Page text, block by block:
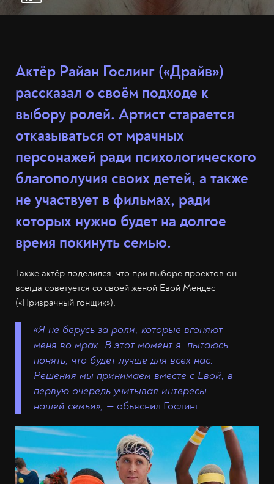
Актёр Райан Гослинг («Драйв»)
рассказал о своём подходе к
выбору ролей. Артист старается
отказываться от мрачных
персонажей ради психологического
благополучия своих детей, а также
не участвует в фильмах, ради
которых нужно будет на долгое
время покинуть семью.
Также актёр поделился, что при выборе проектов он
всегда советуется со своей женой Евой Мендес
(«Призрачный гонщик»).
«Я не берусь за роли, которые вгоняют
меня во мрак. В этот момент я пытаюсь
понять, что будет лучше для всех нас.
Решения мы принимаем вместе с Евой, в
первую очередь учитывая интересы
нашей семьи», — объяснил Гослинг.